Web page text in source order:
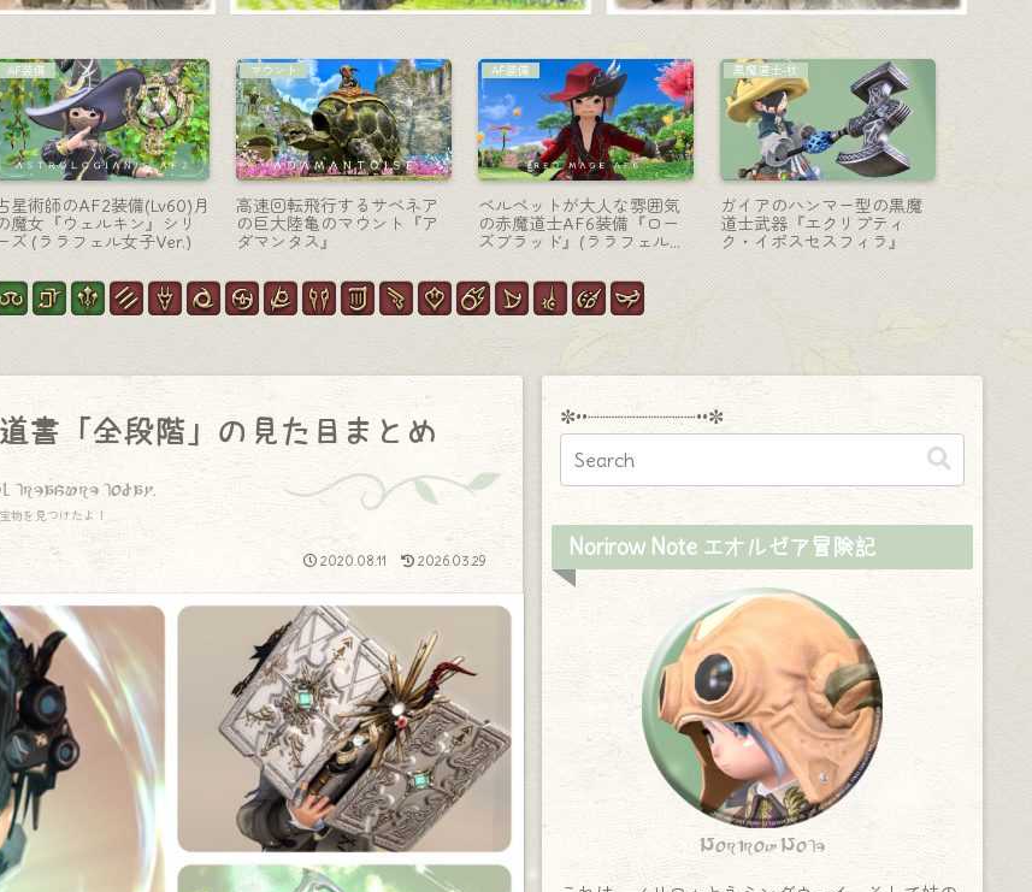
AF装備
者AF1装備の色違い・高級
のある復古調装備『アギ
ト』シリーズ（ララフェ
ル男子Ver.）
黒魔道士-杖
黒魔道士のMW第三段階・光
る悪魔の杖『マンダヴィ
ル・マジェスティック・ス
タッフ』
ミラプリの記録
紫の番傘『紫漆塗番傘』は
ちょっと落ち着いた色でど
んな服に合わせても可愛い
コーディネート
【ミラプリ】全ジョブ着ら
れるオシャレ軍服『レプリ
カ・スカイパイレーツ・キ
ャスターコート』
エメト
ーク・
書「全段階」の見た目まとめ
treasure today.
物を見つけたよ！
2020.08.11 2026.03.29
✼••┈┈┈┈┈┈┈┈┈••✼
Norirow Note エオルゼア冒険記
Norirow Note